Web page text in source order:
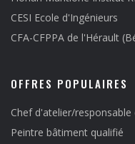
CESI Ecole d'Ingénieurs
CFA-CFPPA de l'Hérault
OFFRES POPULAIRES
Chef d'atelier/
Peintre bâtiment qualifié